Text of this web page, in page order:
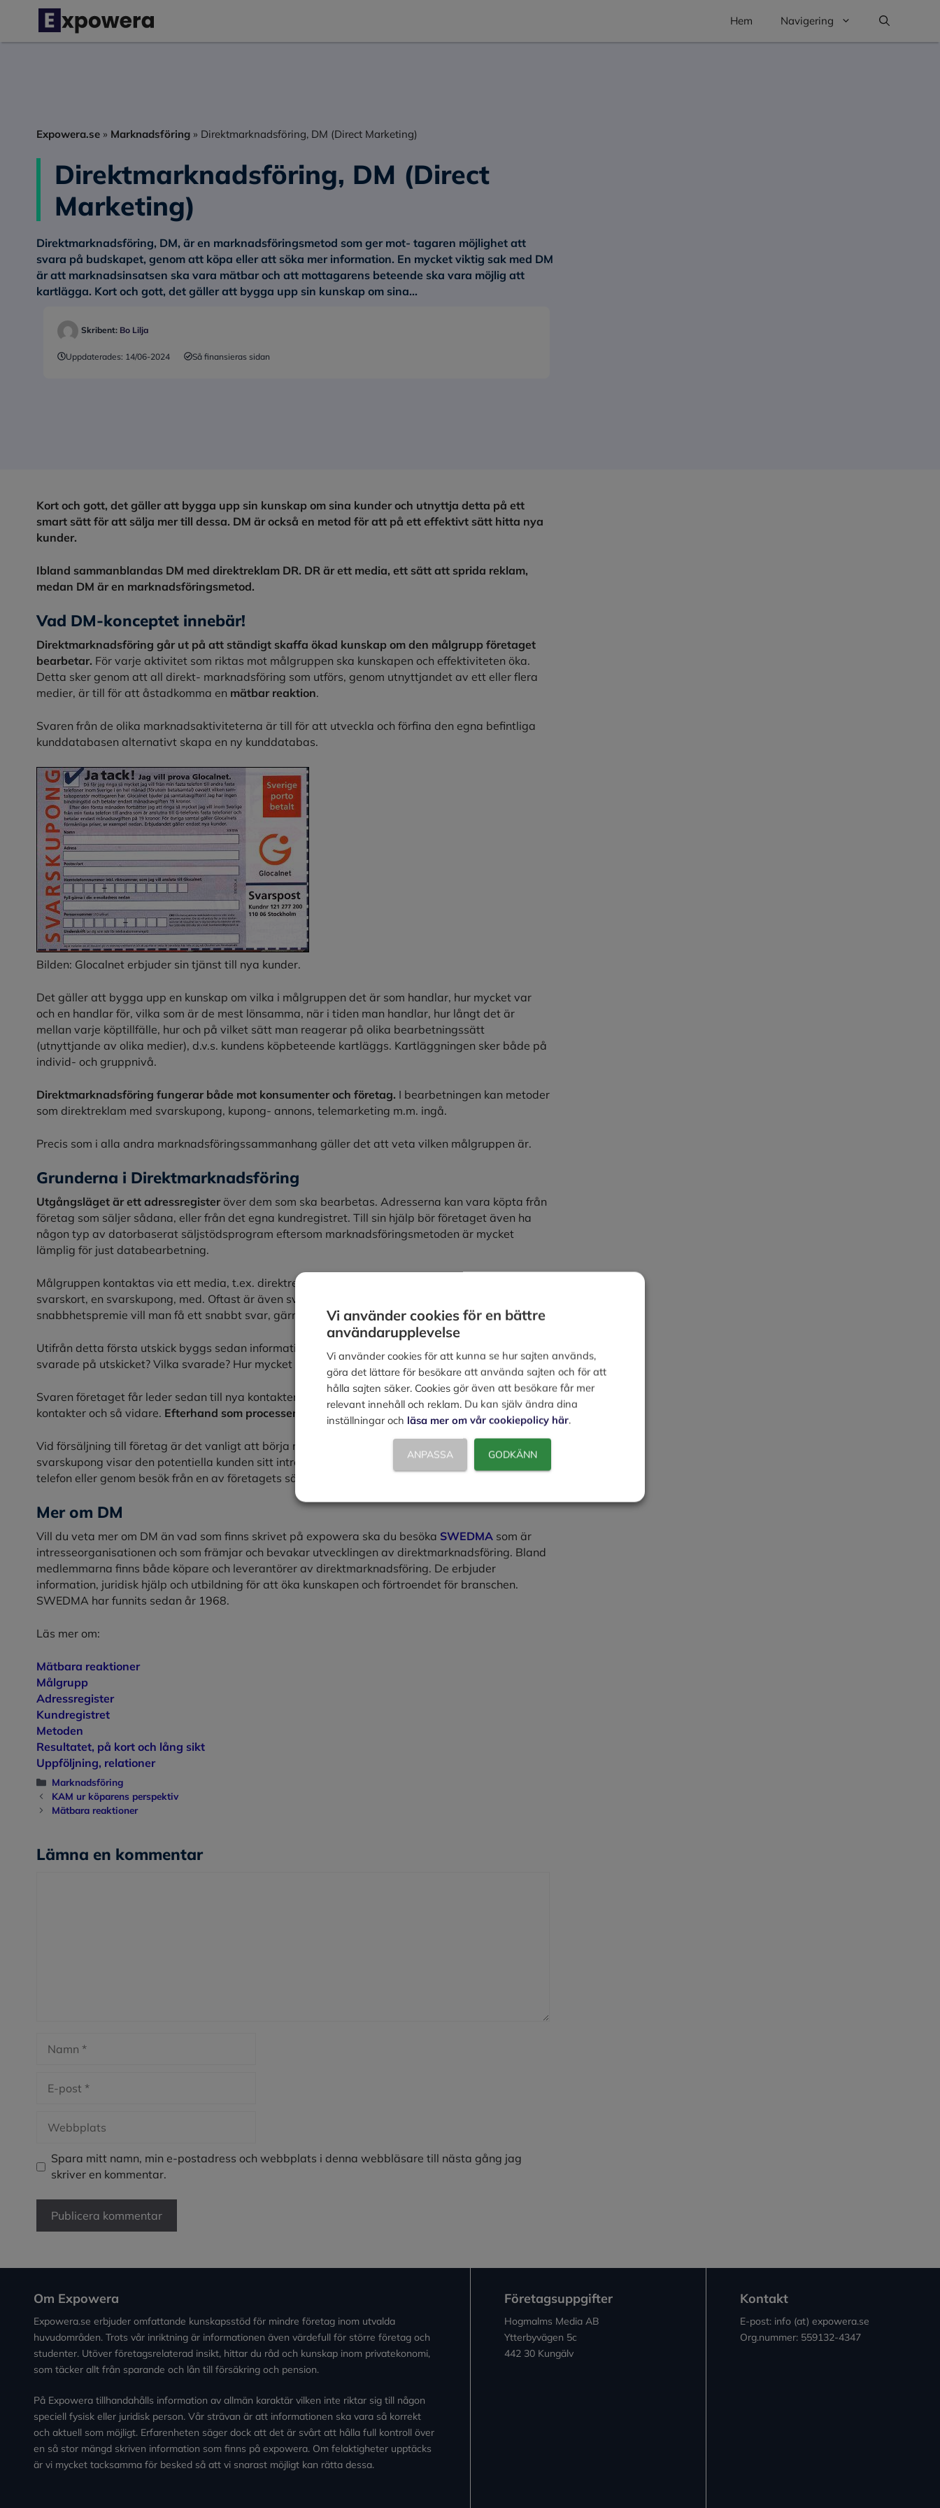
innehåll
Hem Navigering
Expowera.se » Marknadsföring » Direktmarknadsföring, DM (Direct Marketing)
Direktmarknadsföring, DM (Direct
Marketing)
Direktmarknadsföring, DM, är en marknadsföringsmetod som ger mot- tagaren möjlighet att
svara på budskapet, genom att köpa eller att söka mer information. En mycket viktig sak med DM
är att marknadsinsatsen ska vara mätbar och att mottagarens beteende ska vara möjlig att
kartlägga. Kort och gott, det gäller att bygga upp sin kunskap om sina...
Skribent: Bo Lilja
Uppdaterades: 14/06-2024 Så finansieras sidan
Kort och gott, det gäller att bygga upp sin kunskap om sina kunder och utnyttja detta på ett
smart sätt för att sälja mer till dessa. DM är också en metod för att på ett effektivt sätt hitta nya
kunder.
Ibland sammanblandas DM med direktreklam DR. DR är ett media, ett sätt att sprida reklam,
medan DM är en marknadsföringsmetod.
Vad DM-konceptet innebär!
Direktmarknadsföring går ut på att ständigt skaffa ökad kunskap om den målgrupp företaget
bearbetar. För varje aktivitet som riktas mot målgruppen ska kunskapen och effektiviteten öka.
Detta sker genom att all direkt- marknadsföring som utförs, genom utnyttjandet av ett eller flera
medier, är till för att åstadkomma en mätbar reaktion.
Svaren från de olika marknadsaktiviteterna är till för att utveckla och förfina den egna befintliga
kunddatabasen alternativt skapa en ny kunddatabas.
Bilden: Glocalnet erbjuder sin tjänst till nya kunder.
Det gäller att bygga upp en kunskap om vilka i målgruppen det är som handlar, hur mycket var
och en handlar för, vilka som är de mest lönsamma, när i tiden man handlar, hur långt det är
mellan varje köptillfälle, hur och på vilket sätt man reagerar på olika bearbetningssätt
(utnyttjande av olika medier), d.v.s. kundens köpbeteende kartläggs. Kartläggningen sker både på
individ- och gruppnivå.
Direktmarknadsföring fungerar både mot konsumenter och företag. I bearbetningen kan metoder
som direktreklam med svarskupong, kupong- annons, telemarketing m.m. ingå.
Precis som i alla andra marknadsföringssammanhang gäller det att veta vilken målgruppen är.
Grunderna i Direktmarknadsföring
Utgångsläget är ett adressregisteröver dem som ska bearbetas. Adresserna kan vara köpta från
företag som säljer sådana, eller från det egna kundregistret. Till sin hjälp bör företaget även ha
någon typ av datorbaserat säljstödsprogram eftersom marknadsföringsmetoden är mycket
lämplig för just databearbetning.
Målgruppen kontaktas via ett media, t.ex. direktreklam. Vid denna kontakt finns alltid ett
svarskort, en svarskupong, med. Oftast är även svarsportot betalt. Genom att erbjuda en
snabbhetspremie vill man få ett snabbt svar, gärna inom ”tio dagar”.
Utifrån detta första utskick byggs sedan informationen om målgruppen upp. Hur stor andel
svarade på utskicket? Vilka svarade? Hur mycket köpte de? De som inte köpte, vilka var de?
Svaren företaget får leder sedan till nya kontakter som genererar fler svar, som leder till nya
kontakter och så vidare. Efterhand som processen fortgår förfinas och effektiviseras arbetet.
Vid försäljning till företag är det vanligt att börja med ett utskick till ansvariga personer. Genom en
svarskupong visar den potentiella kunden sitt intresse. Därefter kontaktas vederbörande via
telefon eller genom besök från en av företagets säljare.
Mer om DM
Vill du veta mer om DM än vad som finns skrivet på expowera ska du besöka SWEDMA som är
intresseorganisationen och som främjar och bevakar utvecklingen av direktmarknadsföring. Bland
medlemmarna finns både köpare och leverantörer av direktmarknadsföring. De erbjuder
information, juridisk hjälp och utbildning för att öka kunskapen och förtroendet för branschen.
SWEDMA har funnits sedan år 1968.
Läs mer om:
Mätbara reaktioner
Målgrupp
Adressregister
Kundregistret
Metoden
Resultatet, på kort och lång sikt
Uppföljning, relationer
Kategorier
Marknadsföring
KAM ur köparens perspektiv
Mätbara reaktioner
Lämna en kommentar
post
Spara mitt namn, min e-postadress och webbplats i denna webbläsare till nästa gång jag
skriver en kommentar.
Om Expowera
Expowera.se erbjuder omfattande kunskapsstöd för mindre företag inom utvalda
huvudområden. Trots vår inriktning är informationen även värdefull för större företag och
studenter. Utöver företagsrelaterad insikt, hittar du råd och kunskap inom privatekonomi,
som täcker allt från sparande och lån till försäkring och pension.
På Expowera tillhandahålls information av allmän karaktär vilken inte riktar sig till någon
speciell fysisk eller juridisk person. Vår strävan är att informationen ska vara så korrekt
och aktuell som möjligt. Erfarenheten säger dock att det är svårt att hålla full kontroll över
en så stor mängd skriven information som finns på expowera. Om felaktigheter upptäcks
är vi mycket tacksamma för besked så att vi snarast möjligt kan rätta dessa.
Företagsuppgifter
Hogmalms Media AB
Ytterbyvägen 5c
442 30 Kungälv
Kontakt
E-post: info (at) expowera.se
Org.nummer: 559132-4347
Vi använder cookies för en bättre
användarupplevelse
Vi använder cookies för att kunna se hur sajten används,
göra det lättare för besökare att använda sajten och för att
hålla sajten säker. Cookies gör även att besökare får mer
relevant innehåll och reklam. Du kan själv ändra dina
inställningar och läsa mer om vår cookiepolicy här.
ANPASSA GODKÄNN